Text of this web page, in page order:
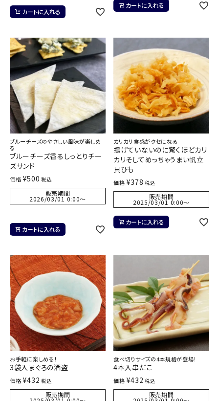
カートに入れる
カートに入れる
ブルーチーズのやさしい風味が楽しめ
る
ブルーチーズ香るしっとりチー
ズサンド
価格 ¥500 税込
販売期間
2026/03/01 0:00〜
カートに入れる
カリカリ食感がクセになる
揚げていないのに驚くほどカリ
カリそしてめっちゃうまい帆立
貝ひも
価格 ¥378 税込
販売期間
2025/03/01 0:00〜
カートに入れる
お手軽に楽しめる！
3袋入まぐろの酒盗
価格 ¥432 税込
販売期間
食べ切りサイズの4本規格が登場！
4本入串だこ
価格 ¥432 税込
販売期間